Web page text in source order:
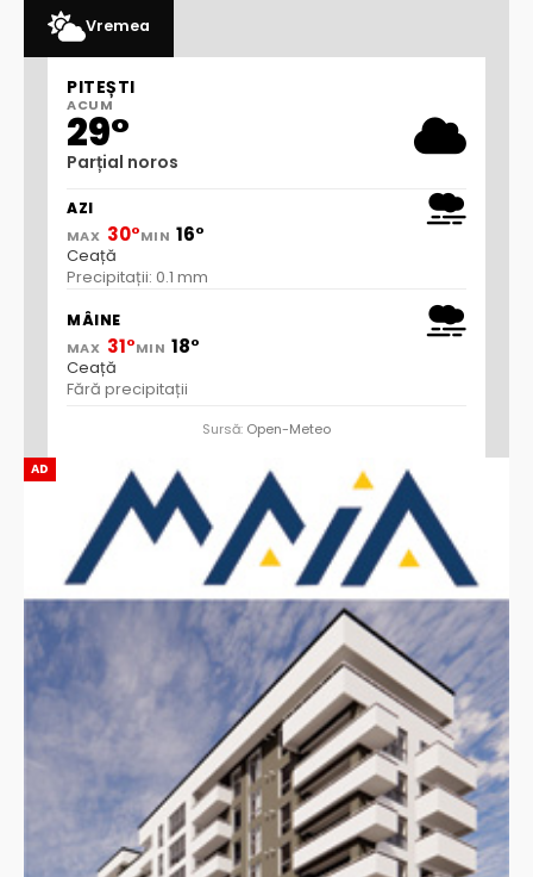
AD
Vremea
PITEȘTI
ACUM
29°
Parțial noros
AZI
MAX 30°MIN 16°
Ceață
Precipitații: 0.1 mm
MÂINE
MAX 31°MIN 18°
Ceață
Fără precipitații
Sursă: Open-Meteo